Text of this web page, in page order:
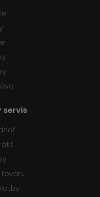
servis
tovaru